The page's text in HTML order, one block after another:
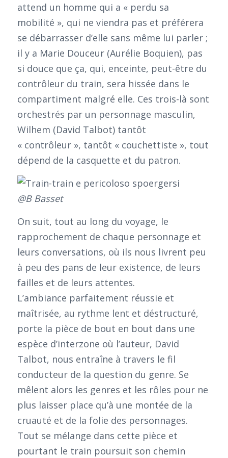
attend un homme qui a « perdu sa
mobilité », qui ne viendra pas et préférera
se débarrasser d’elle sans même lui parler ;
il y a Marie Douceur (Aurélie Boquien), pas
si douce que ça, qui, enceinte, peut-être du
contrôleur du train, sera hissée dans le
compartiment malgré elle. Ces trois-là sont
orchestrés par un personnage masculin,
Wilhem (David Talbot) tantôt
« contrôleur », tantôt « couchettiste », tout
dépend de la casquette et du patron.
@B Basset
On suit, tout au long du voyage, le
rapprochement de chaque personnage et
leurs conversations, où ils nous livrent peu
à peu des pans de leur existence, de leurs
failles et de leurs attentes.
L’ambiance parfaitement réussie et
maîtrisée, au rythme lent et déstructuré,
porte la pièce de bout en bout dans une
espèce d’interzone où l’auteur, David
Talbot, nous entraîne à travers le fil
conducteur de la question du genre. Se
mêlent alors les genres et les rôles pour ne
plus laisser place qu’à une montée de la
cruauté et de la folie des personnages.
Tout se mélange dans cette pièce et
pourtant le train poursuit son chemin